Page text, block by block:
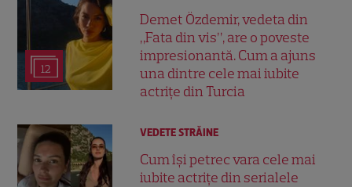
12
Demet Özdemir, vedeta din
„Fata din vis”, are o poveste
impresionantă. Cum a ajuns
una dintre cele mai iubite
actrițe din Turcia
VEDETE STRĂINE
Cum își petrec vara cele mai
iubite actrițe din serialele